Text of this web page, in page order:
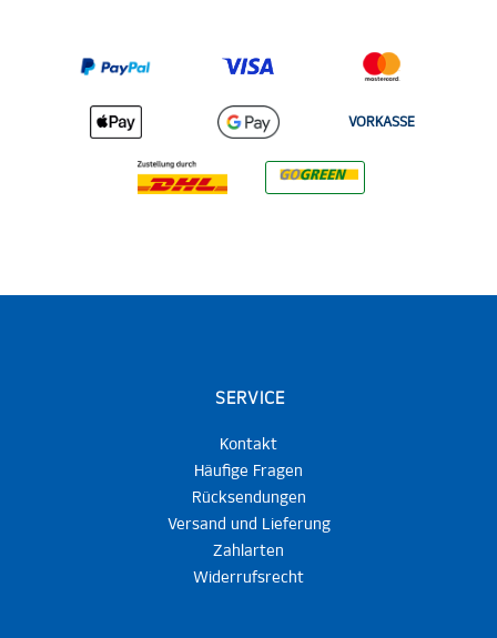
VORKASSE
SERVICE
Kontakt
Häufige Fragen
Rücksendungen
Versand und Lieferung
Zahlarten
Widerrufsrecht